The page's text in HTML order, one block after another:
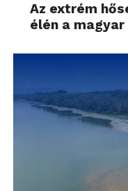
Az extrém
élén a